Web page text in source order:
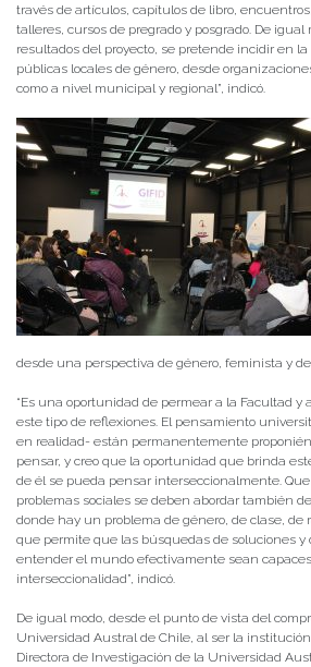
través de artículos, capítulos de libro,
talleres, cursos de pregrado y posgrado. De igual
resultados del proyecto, se pretende incidir en
públicas locales de género, desde
como a nivel municipal y regional”, indicó.
desde una perspectiva de género, feminista y
“Es una oportunidad de permear a la Facultad y
este tipo de reflexiones. El pensamiento
en realidad- están permanentemente
pensar, y creo que la oportunidad que brinda
de él se pueda pensar interseccionalmente.
problemas sociales se deben abordar también
donde hay un problema de género, de clase, de
que permite que las búsquedas de soluciones y
entender el mundo efectivamente sean
interseccionalidad”, indicó.
De igual modo, desde el punto de vista del
Universidad Austral de Chile, al ser la
Directora de Investigación de la Universidad